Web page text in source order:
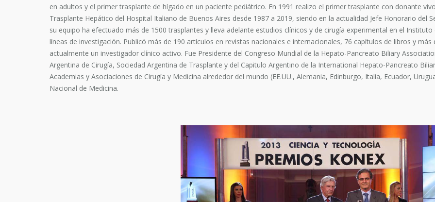
en adultos y el primer trasplante de hígado en un paciente pediátrico. En 1991 realizo el primer trasplante con donante
Trasplante Hepático del Hospital Italiano de Buenos Aires desde 1987 a 2019, siendo en la actualidad Jefe Honorario del
su equipo ha efectuado más de 1500 trasplantes y lleva adelante estudios clínicos y de cirugía experimental en el
líneas de investigación. Publicó más de 190 artículos en revistas nacionales e internacionales, 76 capítulos de libros y
actualmente un investigador clínico activo. Fue Presidente del Congreso Mundial de la Hepato-Pancreato Biliary
Argentina de Cirugía, Sociedad Argentina de Trasplante y del Capitulo Argentino de la International Hepato-Pancreato
Academias y Asociaciones de Cirugía y Medicina alrededor del mundo (EE.UU., Alemania, Edinburgo, Italia, Ecuador,
Nacional de Medicina.